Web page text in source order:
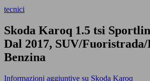
tecnici
Skoda Karoq 1.5 tsi
Dal 2017, SUV/
Benzina
Informazioni aggiuntive su Skoda Karoq